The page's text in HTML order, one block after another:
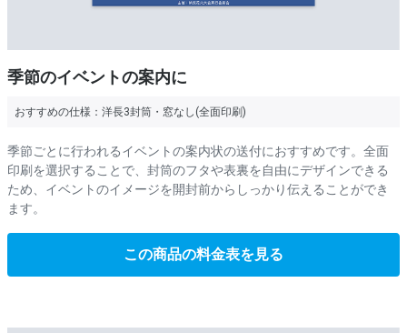
季節のイベントの案内に
おすすめの仕様： 洋長3封筒・窓なし(全面印刷)
季節ごとに行われるイベントの案内状の送付におすすめです。全面
印刷を選択することで、封筒のフタや表裏を自由にデザインできる
ため、イベントのイメージを開封前からしっかり伝えることができ
ます。
この商品の料金表を見る